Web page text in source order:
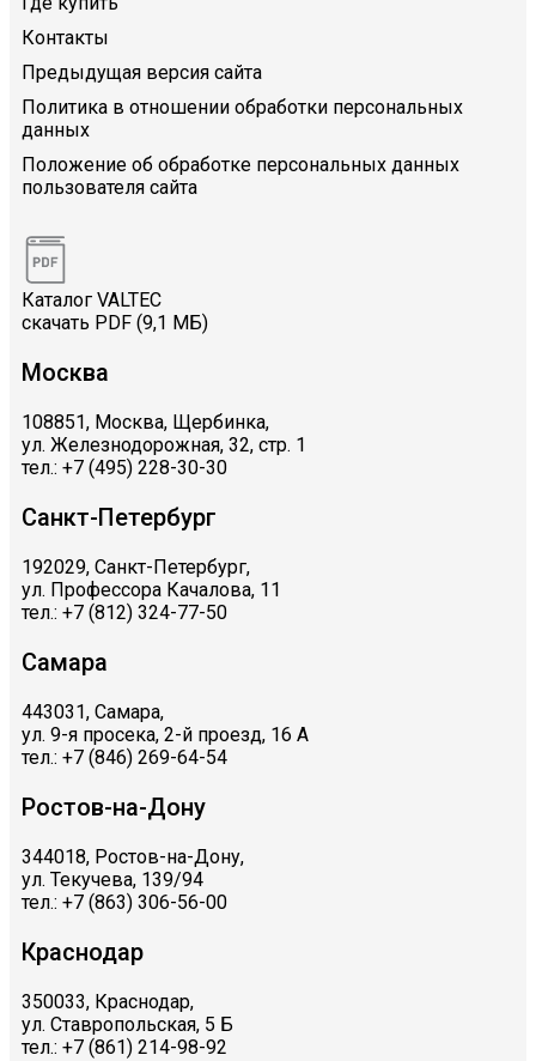
Контакты
Предыдущая версия сайта
Политика в отношении обработки персональных
данных
Положение об обработке персональных данных
пользователя сайта
Каталог VALTEC
скачать PDF (9,1 МБ)
Москва
108851, Москва, Щербинка,
ул. Железнодорожная, 32, стр. 1
тел.: +7 (495) 228-30-30
Санкт-Петербург
192029, Санкт-Петербург,
ул. Профессора Качалова, 11
тел.: +7 (812) 324-77-50
Самара
443031, Самара,
ул. 9-я просека, 2-й проезд, 16 А
тел.: +7 (846) 269-64-54
Ростов-на-Дону
344018, Ростов-на-Дону,
ул. Текучева, 139/94
тел.: +7 (863) 306-56-00
Краснодар
350033, Краснодар,
ул. Ставропольская, 5 Б
тел.: +7 (861) 214-98-92